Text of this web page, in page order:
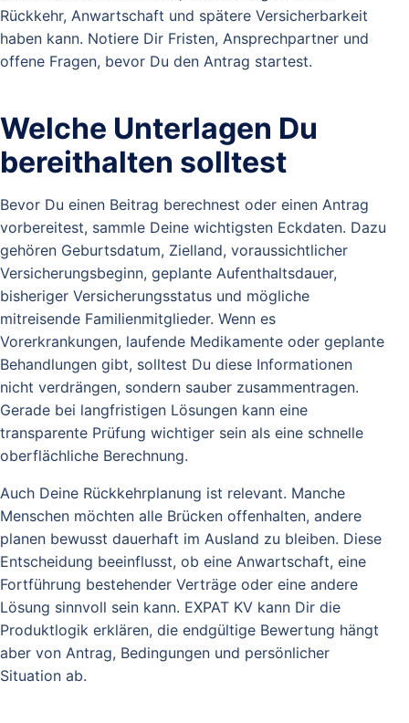
Rückkehr, Anwartschaft und spätere Versicherbarkeit
haben kann. Notiere Dir Fristen, Ansprechpartner und
offene Fragen, bevor Du den Antrag startest.
Welche Unterlagen Du
bereithalten solltest
Bevor Du einen Beitrag berechnest oder einen Antrag
vorbereitest, sammle Deine wichtigsten Eckdaten. Dazu
gehören Geburtsdatum, Zielland, voraussichtlicher
Versicherungsbeginn, geplante Aufenthaltsdauer,
bisheriger Versicherungsstatus und mögliche
mitreisende Familienmitglieder. Wenn es
Vorerkrankungen, laufende Medikamente oder geplante
Behandlungen gibt, solltest Du diese Informationen
nicht verdrängen, sondern sauber zusammentragen.
Gerade bei langfristigen Lösungen kann eine
transparente Prüfung wichtiger sein als eine schnelle
oberflächliche Berechnung.
Auch Deine Rückkehrplanung ist relevant. Manche
Menschen möchten alle Brücken offenhalten, andere
planen bewusst dauerhaft im Ausland zu bleiben. Diese
Entscheidung beeinflusst, ob eine Anwartschaft, eine
Fortführung bestehender Verträge oder eine andere
Lösung sinnvoll sein kann. EXPAT KV kann Dir die
Produktlogik erklären, die endgültige Bewertung hängt
aber von Antrag, Bedingungen und persönlicher
Situation ab.